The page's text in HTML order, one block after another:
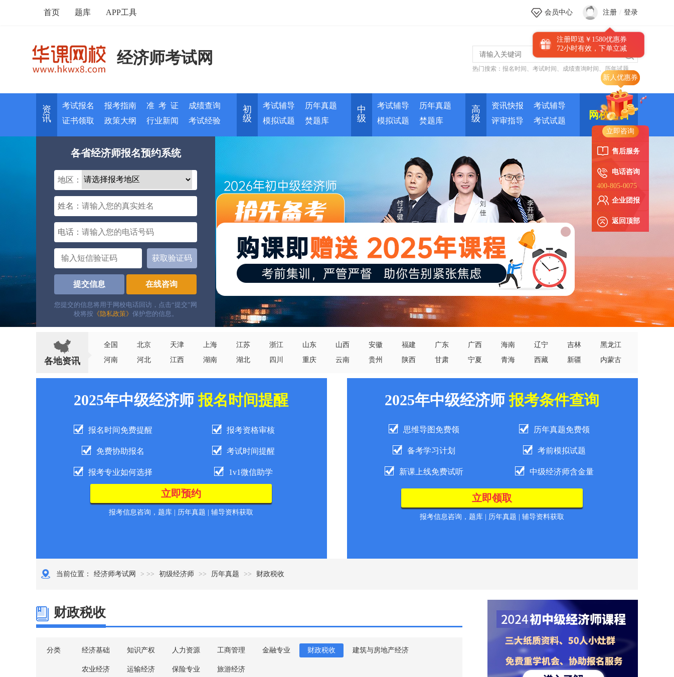
立即咨询
售后服务
电话咨询
400-805-0075
企业团报
返回顶部
首页 题库 APP工具 会员中心 注册 / 登录
注册即送￥1580优惠券
72小时有效，下单立减
经济师考试网
热门搜索： 报名时间 、 考试时间 、 成绩查询时间 、 历年试题
资
讯
考试报名 报考指南 准 考 证
成绩查询
证书领取
政策大纲 行业新闻 考试经验
初
级
考试辅导
历年真题
模拟试题
焚题库
中
级
考试辅导
历年真题
模拟试题
焚题库
高
级
资讯快报
考试辅导
评审指导
考试试题
网校培训
各省经济师报名预约系统
地区：
姓名：
电话：
获取验证码
提交信息 在线咨询
您提交的信息将用于网校电话回访，点击“提交”网
校将按 《隐私政策》 保护您的信息。
各地资讯
全国 北京 天津 上海 江苏 浙江 山东 山西 安徽 福建 广东 广西 海南 辽宁 吉林
黑龙江
河南
河北 江西 湖南 湖北 四川 重庆 云南 贵州 陕西 甘肃 宁夏 青海 西藏 新疆 内蒙古
2025年中级经济师报名时间提醒
报名时间免费提醒 报考资格审核
免费协助报名 考试时间提醒
报考专业如何选择 1v1微信助学
报考信息咨询，题库 | 历年真题 | 辅导资料获取
2025年中级经济师报考条件查询
思维导图免费领 历年真题免费领
备考学习计划 考前模拟试题
新课上线免费试听 中级经济师含金量
报考信息咨询，题库 | 历年真题 | 辅导资料获取
当前位置： 经济师考试网 > >> 初级经济师 >> 历年真题 >> 财政税收
财政税收
分类 经济基础 知识产权 人力资源 工商管理 金融专业 财政税收 建筑与房地产经济
农业经济 运输经济 保险专业 旅游经济